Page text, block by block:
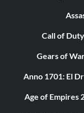
Call of
Gears of
Anno 1701: El
Age of Empires